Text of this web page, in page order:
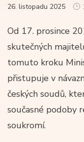
26. listopadu 2025
Od 17. prosince
skutečných
tomuto kroku
přistupuje v
českých soudů,
současné podoby
soukromí.